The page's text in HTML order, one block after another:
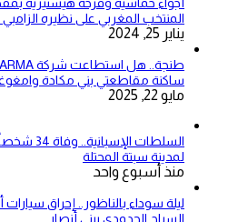
المنتخب المغربي على نظيره
يناير 25, 2024
ساكنة مقاطعتي بني مكادة
مايو 22, 2025
لمدينة سبتة المحتلة
منذ أسبوع واحد
ليلة سوداء بالناظور.. إحراق
السياج الحدودي ببني أنصار